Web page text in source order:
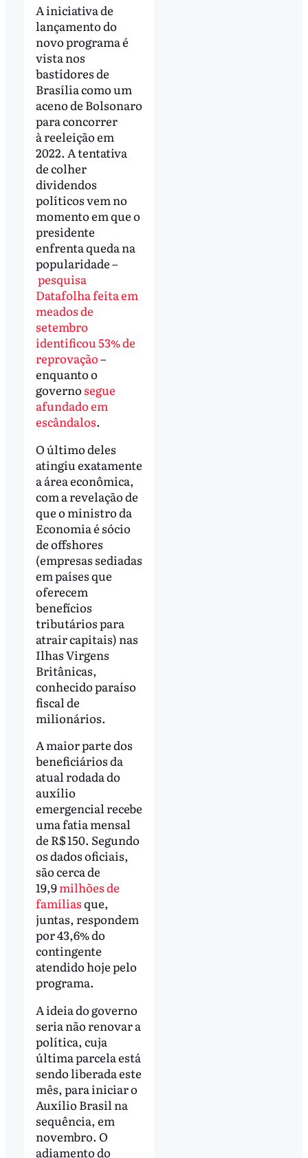
A iniciativa de
lançamento do
novo programa é
vista nos
bastidores de
Brasília como um
aceno de Bolsonaro
para concorrer
à reeleição em
2022. A tentativa
de colher
dividendos
políticos vem no
momento em que o
presidente
enfrenta queda na
popularidade –
pesquisa
Datafolha feita em
meados de
setembro
identificou 53% de
reprovação–
enquanto o
governo segue
afundado em
escândalos.
O último deles
atingiu exatamente
a área econômica,
com a revelação de
que o ministro da
Economia é sócio
de offshores
(empresas sediadas
em países que
oferecem
benefícios
tributários para
atrair capitais) nas
Ilhas Virgens
Britânicas,
conhecido paraíso
fiscal de
milionários.
A maior parte dos
beneficiários da
atual rodada do
auxílio
emergencial recebe
uma fatia mensal
de R$ 150. Segundo
os dados oficiais,
são cerca de
19,9milhões de
famíliasque,
juntas, respondem
por 43,6% do
contingente
atendido hoje pelo
programa.
A ideia do governo
seria não renovar a
política, cuja
última parcela está
sendo liberada este
mês, para iniciar o
Auxílio Brasil na
sequência, em
novembro. O
adiamento do